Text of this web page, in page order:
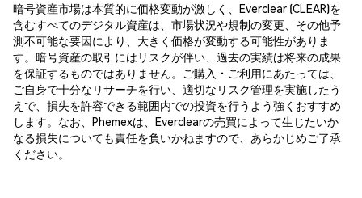
暗号資産市場は本質的に価格変動が激しく、Everclear (CLEAR)を
含むすべてのデジタル資産は、市場状況や規制の変更、その他予
測不可能な要因により、大きく価格が変動する可能性がありま
す。暗号資産の取引にはリスクが伴い、過去の実績は将来の成果
を保証するものではありません。ご購入・ご利用にあたっては、
ご自身で十分なリサーチを行い、適切なリスク管理を実施したう
えで、損失を許容できる範囲内での投資を行うよう強くおすすめ
します。なお、Phemexは、Everclearの売買によって生じたいか
なる損失についても責任を負いかねますので、あらかじめご了承
ください。